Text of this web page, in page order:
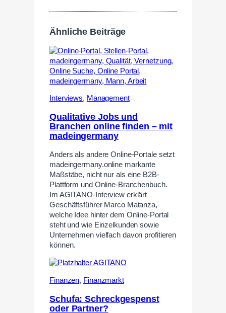
Ähnliche Beiträge
Interviews, Management
Qualitative Jobs und
Branchen online finden – mit
madeingermany
Anders als andere Online-Portale setzt
madeingermany.online markante
Maßstäbe, nicht nur als eine B2B-
Plattform und Online-Branchenbuch.
Im AGITANO-Interview erklärt
Geschäftsführer Marco Matanza,
welche Idee hinter dem Online-Portal
steht und wie Einzelkunden sowie
Unternehmen vielfach davon profitieren
können.
Finanzen, Finanzmarkt
Schufa: Schreckgespenst
oder Partner?